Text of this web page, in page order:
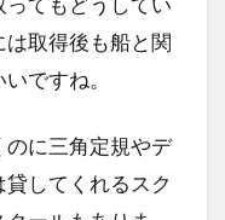
取得後も船と関
ですね。
に三角定規やデ
してくれるスク